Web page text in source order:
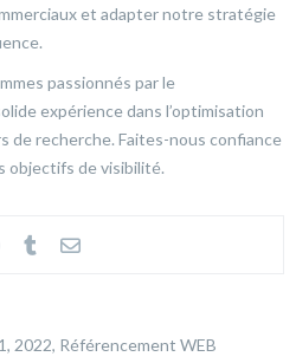
et adapter notre stratégie
passionnés par le
expérience dans l’optimisation
de recherche. Faites-nous confiance
objectifs de visibilité.
2022, Référencement WEB